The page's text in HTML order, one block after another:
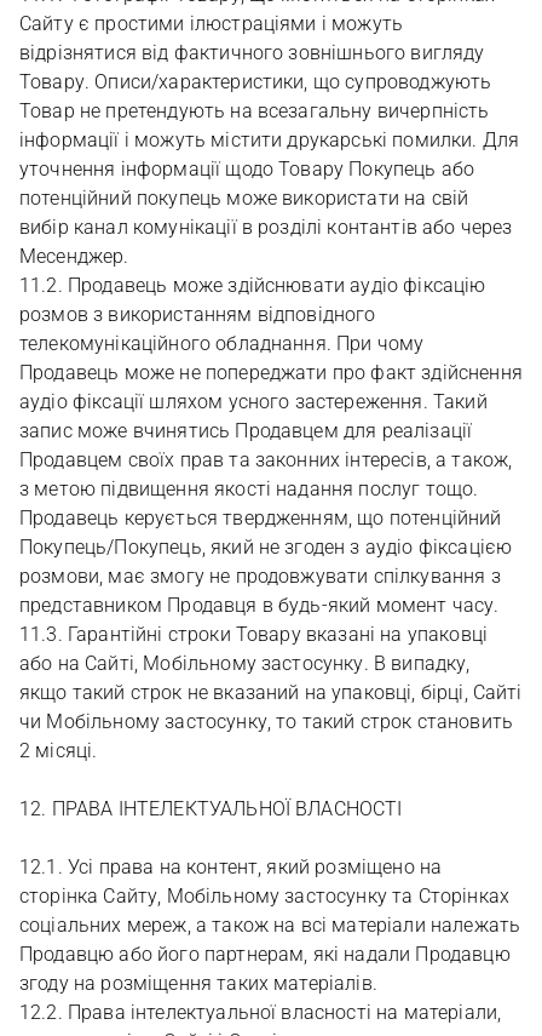
Сайту є простими ілюстраціями і можуть
відрізнятися від фактичного зовнішнього вигляду
Товару. Описи/характеристики, що супроводжують
Товар не претендують на всезагальну вичерпність
інформації і можуть містити друкарські помилки. Для
уточнення інформації щодо Товару Покупець або
потенційний покупець може використати на свій
вибір канал комунікації в розділі контантів або через
Месенджер.
11.2. Продавець може здійснювати аудіо фіксацію
розмов з використанням відповідного
телекомунікаційного обладнання. При чому
Продавець може не попереджати про факт здійснення
аудіо фіксації шляхом усного застереження. Такий
запис може вчинятись Продавцем для реалізації
Продавцем своїх прав та законних інтересів, а також,
з метою підвищення якості надання послуг тощо.
Продавець керується твердженням, що потенційний
Покупець/Покупець, який не згоден з аудіо фіксацією
розмови, має змогу не продовжувати спілкування з
представником Продавця в будь-який момент часу.
11.3. Гарантійні строки Товару вказані на упаковці
або на Сайті, Мобільному застосунку. В випадку,
якщо такий строк не вказаний на упаковці, бірці, Сайті
чи Мобільному застосунку, то такий строк становить
2 місяці.
12. ПРАВА ІНТЕЛЕКТУАЛЬНОЇ ВЛАСНОСТІ
12.1. Усі права на контент, який розміщено на
сторінка Сайту, Мобільному застосунку та Сторінках
соціальних мереж, а також на всі матеріали належать
Продавцю або його партнерам, які надали Продавцю
згоду на розміщення таких матеріалів.
12.2. Права інтелектуальної власності на матеріали,